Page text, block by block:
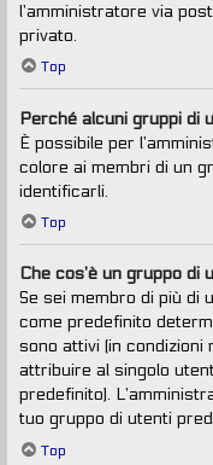
l’amministratore via
privato.
Top
Perché alcuni gruppi di
È possibile per
colore ai membri di un
identificarli.
Top
Che cos’è un gruppo di
Se sei membro di più di
come predefinito
sono attivi (in condizioni
attribuire al singolo
predefinito).
tuo gruppo di utenti
Top